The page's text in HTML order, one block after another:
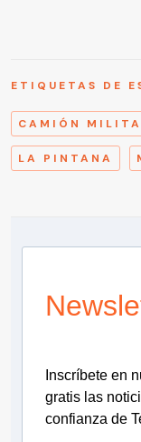
ETIQUETAS DE
CAMIÓN
LA PINTANA
Inscríbete en
gratis las
confianza de